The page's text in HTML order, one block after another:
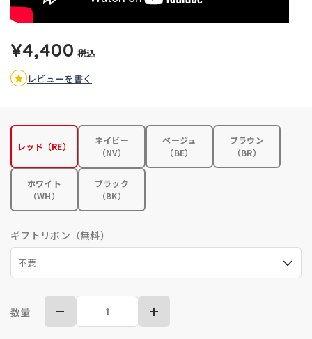
¥4,400 税込
レビューを書く
レッド（RE）
ネイビー
（NV）
ベージュ
（BE）
ブラウン
（BR）
ホワイト
（WH）
ブラック
（BK）
ギフトリボン（無料）
数量